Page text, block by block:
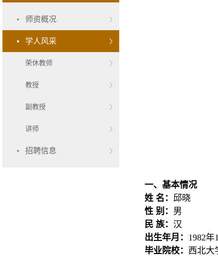
师资概况
学人风采
荣休教师
教授
副教授
讲师
招聘信息
一、基本情况
姓 名： 邱晓
性 别： 男
民 族： 汉
出生年月： 1982年
毕业院校： 西北大